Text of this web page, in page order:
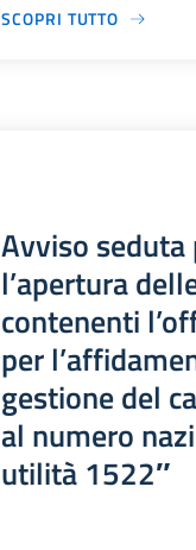
SCOPRI TUTTO
Avviso
l’apertura
contenenti
per
gestione del
al numero
utilità 1522″